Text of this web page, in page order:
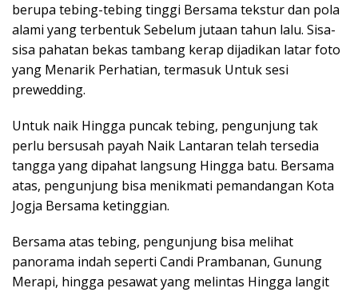
berupa tebing-tebing tinggi Bersama tekstur dan pola
alami yang terbentuk Sebelum jutaan tahun lalu. Sisa-
sisa pahatan bekas tambang kerap dijadikan latar foto
yang Menarik Perhatian, termasuk Untuk sesi
prewedding.
Untuk naik Hingga puncak tebing, pengunjung tak
perlu bersusah payah Naik Lantaran telah tersedia
tangga yang dipahat langsung Hingga batu. Bersama
atas, pengunjung bisa menikmati pemandangan Kota
Jogja Bersama ketinggian.
Bersama atas tebing, pengunjung bisa melihat
panorama indah seperti Candi Prambanan, Gunung
Merapi, hingga pesawat yang melintas Hingga langit